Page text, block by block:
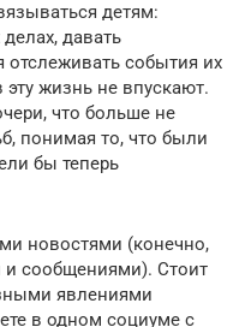
детям:
давать
события их
жизнь не впускают.
что больше не
понимая то, что были
бы теперь
новостями (конечно,
и сообщениями). Стоит
явлениями
в одном социуме с